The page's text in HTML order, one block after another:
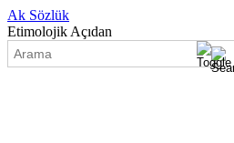
Ak Sözlük
Etimolojik Açıdan